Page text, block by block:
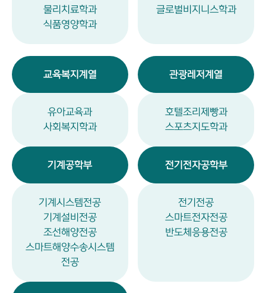
물리치료학과
식품영양학과
글로벌비지니스학과
교육복지계열
유아교육과
사회복지학과
관광레저계열
호텔조리제빵과
스포츠지도학과
기계공학부
기계시스템전공
기계설비전공
조선해양전공
스마트해양수송시스템
전공
전기전자공학부
전기전공
스마트전자전공
반도체응용전공